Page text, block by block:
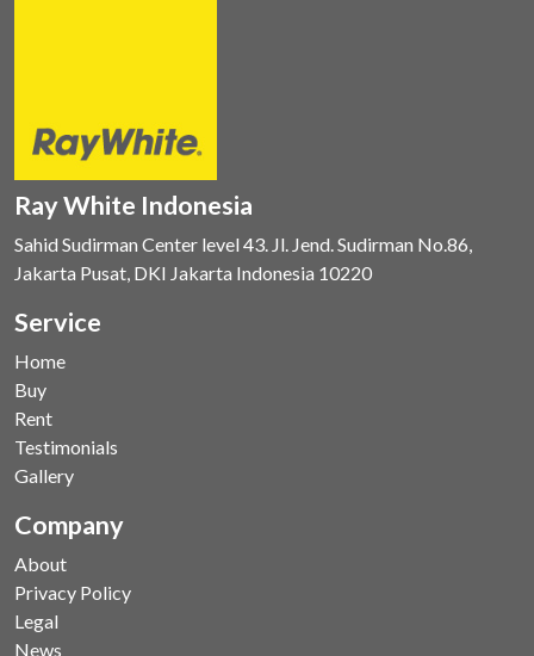
Ray White Indonesia
Sahid Sudirman Center level 43. Jl. Jend. Sudirman No.86,
Jakarta Pusat, DKI Jakarta Indonesia 10220
Service
Home
Buy
Rent
Testimonials
Gallery
Company
About
Privacy Policy
Legal
News